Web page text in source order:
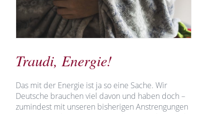
Traudi, Energie!
Das mit der Energie ist ja so eine Sache. Wir
Deutsche brauchen viel davon und haben doch –
zumindest mit unseren bisherigen Anstrengungen